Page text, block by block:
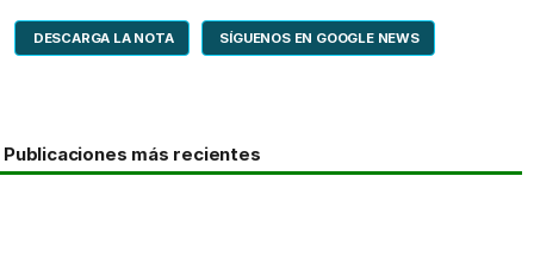
DESCARGA LA NOTA SÍGUENOS EN GOOGLE NEWS
Publicaciones más recientes